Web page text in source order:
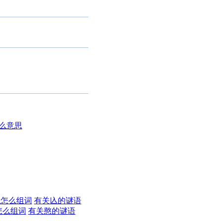
意思
么组词 有关兦的谜语
么组词 有关憨的谜语